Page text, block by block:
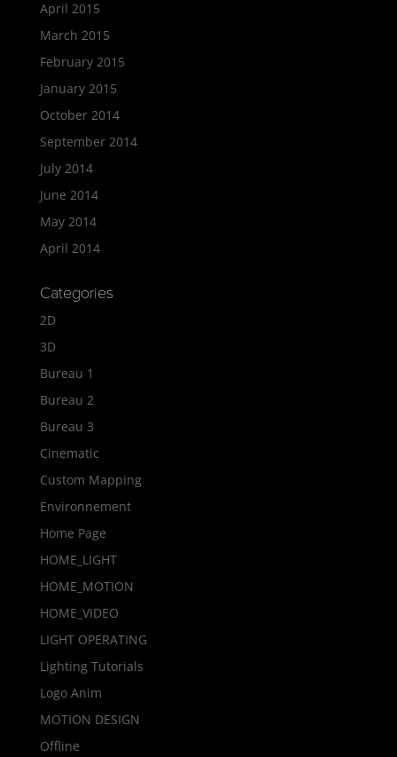
April 2015
March 2015
February 2015
January 2015
October 2014
September 2014
July 2014
June 2014
May 2014
April 2014
Categories
2D
3D
Bureau 1
Bureau 2
Bureau 3
Cinematic
Custom Mapping
Environnement
Home Page
HOME_LIGHT
HOME_MOTION
HOME_VIDEO
LIGHT OPERATING
Lighting Tutorials
Logo Anim
MOTION DESIGN
Offline